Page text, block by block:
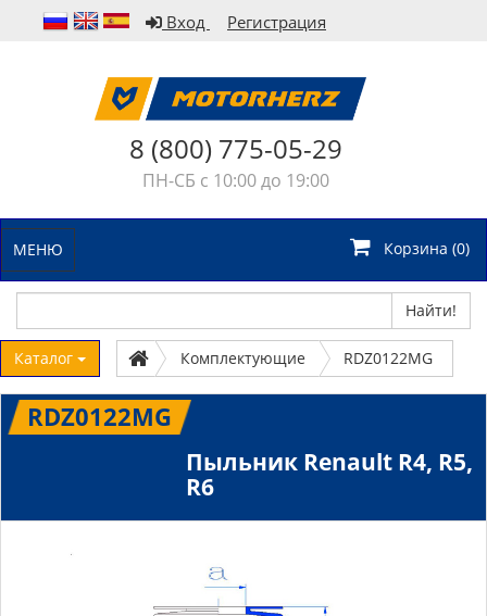
Вход Регистрация
8 (800) 775-05-29
ПН-СБ с 10:00 до 19:00
МЕНЮ Корзина (0)
Найти!
Каталог Комплектующие RDZ0122MG
RDZ0122MG
Пыльник Renault R4, R5,
R6